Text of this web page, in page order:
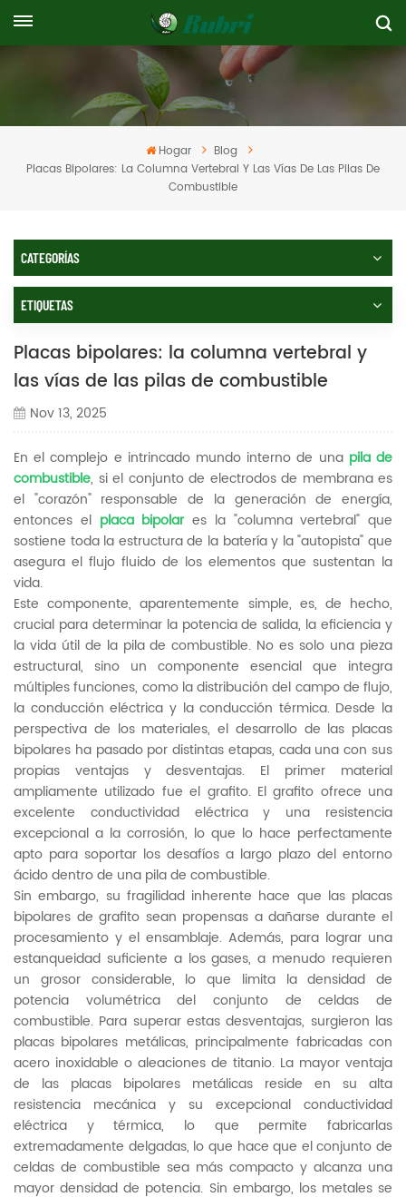
Hogar
Blog
Placas Bipolares: La Columna Vertebral Y Las Vías De Las Pilas De
Combustible
CATEGORÍAS
ETIQUETAS
Placas bipolares: la columna vertebral y
las vías de las pilas de combustible
Nov 13, 2025
En el complejo e intrincado mundo interno de una pila de
combustible, si el conjunto de electrodos de membrana es
el "corazón" responsable de la generación de energía,
entonces el placa bipolares la "columna vertebral" que
sostiene toda la estructura de la batería y la "autopista" que
asegura el flujo fluido de los elementos que sustentan la
vida.
Este componente, aparentemente simple, es, de hecho,
crucial para determinar la potencia de salida, la eficiencia y
la vida útil de la pila de combustible. No es solo una pieza
estructural, sino un componente esencial que integra
múltiples funciones, como la distribución del campo de flujo,
la conducción eléctrica y la conducción térmica. Desde la
perspectiva de los materiales, el desarrollo de las placas
bipolares ha pasado por distintas etapas, cada una con sus
propias ventajas y desventajas. El primer material
ampliamente utilizado fue el grafito. El grafito ofrece una
excelente conductividad eléctrica y una resistencia
excepcional a la corrosión, lo que lo hace perfectamente
apto para soportar los desafíos a largo plazo del entorno
ácido dentro de una pila de combustible.
Sin embargo, su fragilidad inherente hace que las placas
bipolares de grafito sean propensas a dañarse durante el
procesamiento y el ensamblaje. Además, para lograr una
estanqueidad suficiente a los gases, a menudo requieren
un grosor considerable, lo que limita la densidad de
potencia volumétrica del conjunto de celdas de
combustible. Para superar estas desventajas, surgieron las
placas bipolares metálicas, principalmente fabricadas con
acero inoxidable o aleaciones de titanio. La mayor ventaja
de las placas bipolares metálicas reside en su alta
resistencia mecánica y su excepcional conductividad
eléctrica y térmica, lo que permite fabricarlas
extremadamente delgadas, lo que hace que el conjunto de
celdas de combustible sea más compacto y alcanza una
mayor densidad de potencia. Sin embargo, los metales se